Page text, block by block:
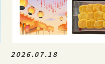
2026.07.18